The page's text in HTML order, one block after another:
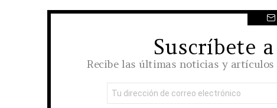
NEWSLETTERSuscríbete
Recibe las últimas noticias y
de